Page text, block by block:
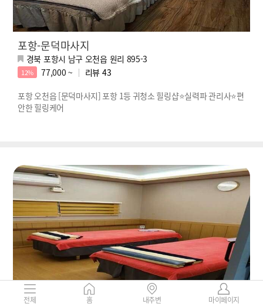
포항-문덕마사지
경북 포항시 남구 오천읍 원리 895-3
12% 77,000 ~ 리뷰 43
포항 오천읍 [문덕마사지] 포항 1등 귀청소 힐링샵⭐실력파 관리사⭐편
안한 힐링케어
전체 홈 내주변 마이페이지